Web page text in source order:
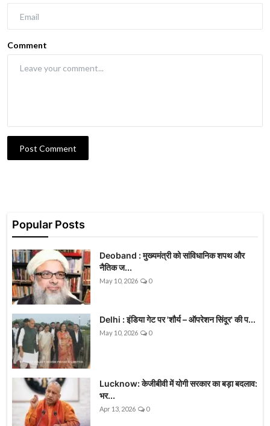
Comment
Post Comment
Popular Posts
Deoband : मुख्यमंत्री को सांविधानिक शपथ और
नैतिक ज...
May 10, 2026 0
Delhi : इंडिया गेट पर 'शौर्य – ऑपरेशन सिंदूर' की प...
May 10, 2026 0
Lucknow: केजीबीवी में योगी सरकार का बड़ा बदलाव:
भर...
Apr 13, 2026 0